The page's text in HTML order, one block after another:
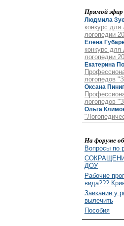
Прямой эфир
Людмила
конкурс для
логопедии
Елена
конкурс для
логопедии
Екатерина
логопедов
Оксана
логопедов
Ольга
На форуме
Вопросы по
ДОУ
Рабочие
вида???
Заикание у
вылечить
Пособия